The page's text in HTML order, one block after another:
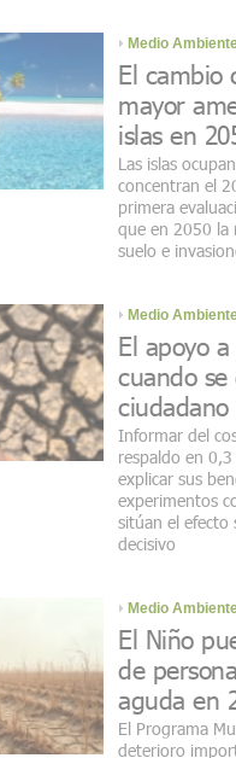
Medio
El cambio
mayor
islas en
Las islas
concentran el
primera
que en 2050 la
suelo e
Medio
El apoyo
cuando
ciudadano
Informar del
respaldo en
explicar sus
experimentos
sitúan el efecto
decisivo
Medio
El Niño
de
aguda en
El Programa
deterioro